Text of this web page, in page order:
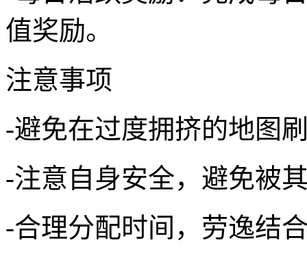
值奖励。
注意事项
-避免在过度拥挤的地图
-注意自身安全，避免被
-合理分配时间，劳逸结